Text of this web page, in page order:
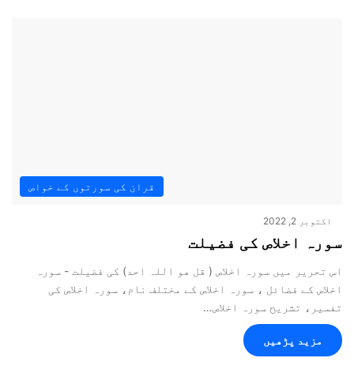
قران کی سورتوں کے خواص
اکتوبر 2, 2022
سورہ اخلاص کی فضیلت
اس تحریر میں سورہ اخلاص ( قل ھو اللہ احد) کی فضیلت - سورہ
اخلاص کے فضائل ، سورہ اخلاص کے مختلف نام، سورہ اخلاص کی
تفسیر، تشریح سورہ اخلاص…
مزید پڑھیں